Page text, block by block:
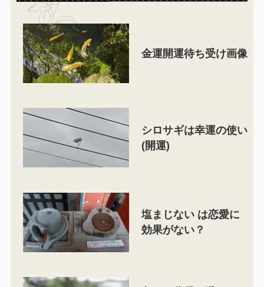
金運開運待ち受け画像
シロサギは幸運の使い
(開運)
塩まじない は恋愛に
効果がない？